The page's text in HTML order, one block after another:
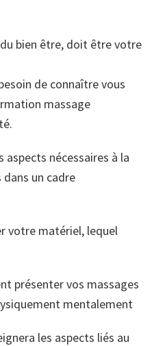
bien être, doit être votre
de connaître vous
massage
nécessaires à la
un cadre
votre matériel, lequel
présenter vos massages
mentalement
les aspects liés au